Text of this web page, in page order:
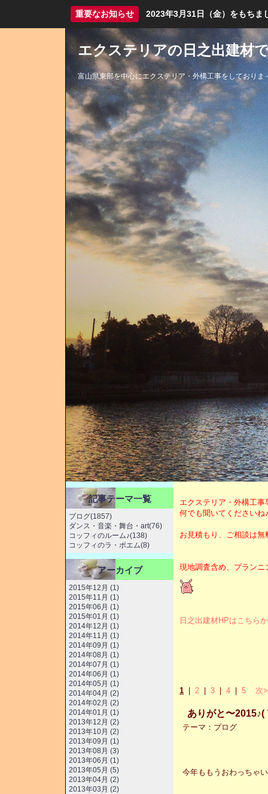
重要なお知らせ 2023年3月31日（金）をもちま
エクステリアの日之出建材
富山県東部を中心にエクステリア・外構工事をしており
エクステリア・外構工
何でも聞いてくださいね
お見積もり、ご相談は無
現地調査含め、プラン
日之出建材HPはこちら
1 2 3 4 5 次>
ありがと〜2015♪(
テーマ： ブログ
今年ももうおわっちゃ
記事テーマ一覧
ブログ(1857)
ダンス・音楽・舞台・art(76)
コッフィのルーム♪(138)
コッフィのラ・ポエム(8)
アーカイブ
2015年12月 (1)
2015年11月 (1)
2015年06月 (1)
2015年01月 (1)
2014年12月 (1)
2014年11月 (1)
2014年09月 (1)
2014年08月 (1)
2014年07月 (1)
2014年06月 (1)
2014年05月 (1)
2014年04月 (2)
2014年02月 (2)
2014年01月 (1)
2013年12月 (2)
2013年10月 (2)
2013年09月 (1)
2013年08月 (3)
2013年06月 (1)
2013年05月 (5)
2013年04月 (2)
2013年03月 (2)